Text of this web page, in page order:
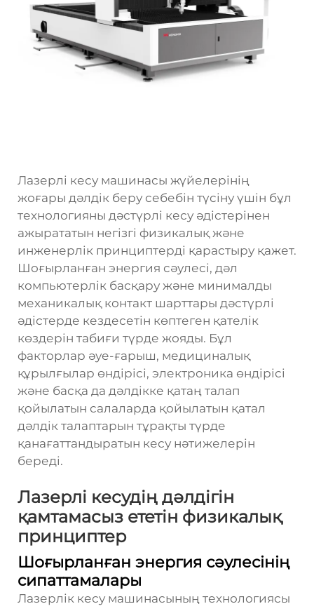
Лазерлі кесу машинасы жүйелерінің
жоғары дәлдік беру себебін түсіну үшін бұл
технологияны дәстүрлі кесу әдістерінен
ажырататын негізгі физикалық және
инженерлік принциптерді қарастыру қажет.
Шоғырланған энергия сәулесі, дәл
компьютерлік басқару және минималды
механикалық контакт шарттары дәстүрлі
әдістерде кездесетін көптеген қателік
көздерін табиғи түрде жояды. Бұл
факторлар әуе-ғарыш, медициналық
құрылғылар өндірісі, электроника өндірісі
және басқа да дәлдікке қатаң талап
қойылатын салаларда қойылатын қатал
дәлдік талаптарын тұрақты түрде
қанағаттандыратын кесу нәтижелерін
береді.
Лазерлі кесудің дәлдігін
қамтамасыз ететін физикалық
принциптер
Шоғырланған энергия сәулесінің
сипаттамалары
Лазерлік кесу машинасының технологиясы